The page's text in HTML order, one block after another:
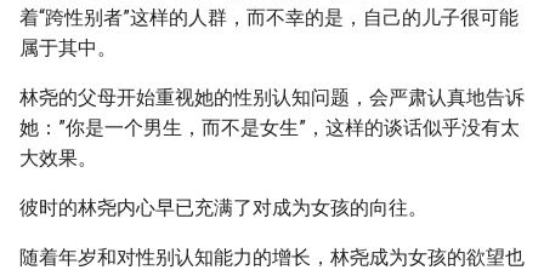
着“跨性别者”这样的人群，而不幸的是，自己的儿子很可能
属于其中。
林尧的父母开始重视她的性别认知问题，会严肃认真地告诉
她：”你是一个男生，而不是女生”，这样的谈话似乎没有太
大效果。
彼时的林尧内心早已充满了对成为女孩的向往。
随着年岁和对性别认知能力的增长，林尧成为女孩的欲望也